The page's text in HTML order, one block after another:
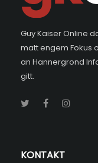
Guy Kaiser Online
matt engem Fokus
an Hannergrond
gitt.
KONTAKT